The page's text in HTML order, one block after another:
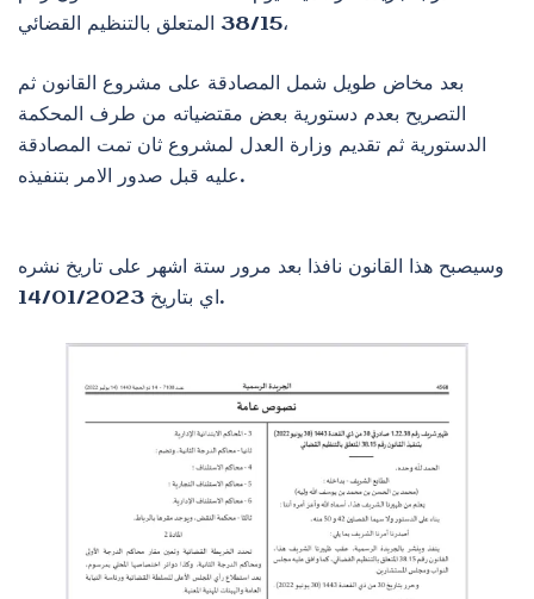
38/15 المتعلق بالتنظيم القضائي،
بعد مخاض طويل شمل المصادقة على مشروع القانون ثم
التصريح بعدم دستورية بعض مقتضياته من طرف المحكمة
الدستورية ثم تقديم وزارة العدل لمشروع ثان تمت المصادقة
عليه قبل صدور الامر بتنفيذه.
وسيصبح هذا القانون نافذا بعد مرور ستة اشهر على تاريخ نشره
اي بتاريخ 14/01/2023.